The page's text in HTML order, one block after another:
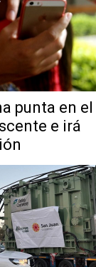
punta en el
e irá